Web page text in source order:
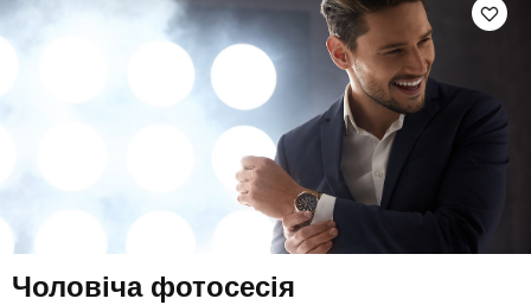
Чоловіча фотосесія